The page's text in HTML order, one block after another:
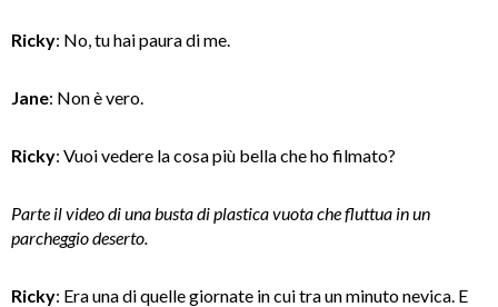
Ricky: No, tu hai paura di me.
Jane: Non è vero.
Ricky: Vuoi vedere la cosa più bella che ho filmato?
Parte il video di una busta di plastica vuota che fluttua in un
parcheggio deserto.
Ricky: Era una di quelle giornate in cui tra un minuto nevica. E